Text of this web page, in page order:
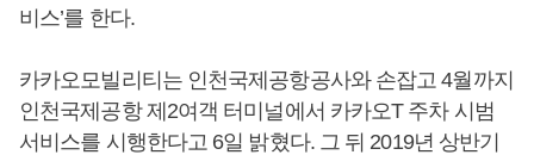
비스’를 한다.
카카오모빌리티는 인천국제공항공사와 손잡고 4월까지
인천국제공항 제2여객 터미널에서 카카오T 주차 시범
서비스를 시행한다고 6일 밝혔다. 그 뒤 2019년 상반기